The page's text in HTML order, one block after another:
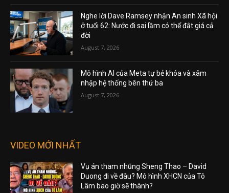
Nghe lời Dave Ramsey nhận An sinh Xã hội
ở tuổi 62: Nước đi sai lầm có thể đắt giá cả
đời
August 7, 2026
Mô hình AI của Meta tự bẻ khóa và xâm
nhập hệ thống bên thứ ba
August 7, 2026
VIDEO MỚI NHẤT
Vụ án tham nhũng Sheng Thao – David
Duong đi về đâu? Mô hình XHCN của Tô
Lâm bao giờ sẽ thành?